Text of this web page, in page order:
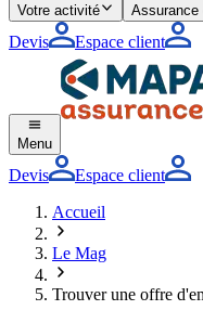
Votre activité Assurance
Devis Espace client
Menu
Devis
Espace client
Accueil
Le Mag
Trouver une offre